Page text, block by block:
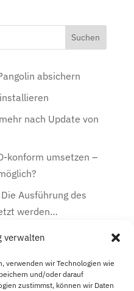
verwalten
verwenden wir Technologien wie
und/oder darauf
zustimmst, können wir Daten
absichern
nach Update von
konform umsetzen –
Ausführung des
werden…